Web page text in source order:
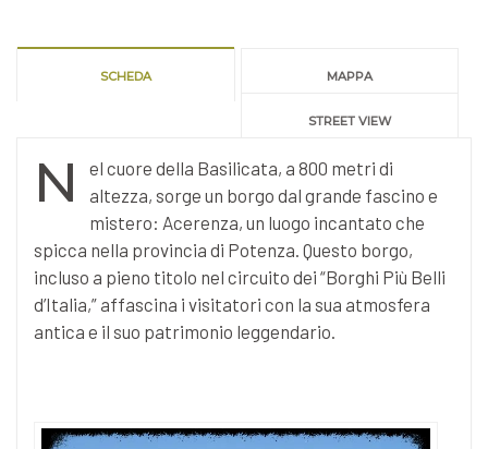
SCHEDA MAPPA
STREET VIEW
N
el cuore della Basilicata, a 800 metri di
altezza, sorge un borgo dal grande fascino e
mistero: Acerenza, un luogo incantato che
spicca nella provincia di Potenza. Questo borgo,
incluso a pieno titolo nel circuito dei “Borghi Più Belli
d’Italia,” affascina i visitatori con la sua atmosfera
antica e il suo patrimonio leggendario.